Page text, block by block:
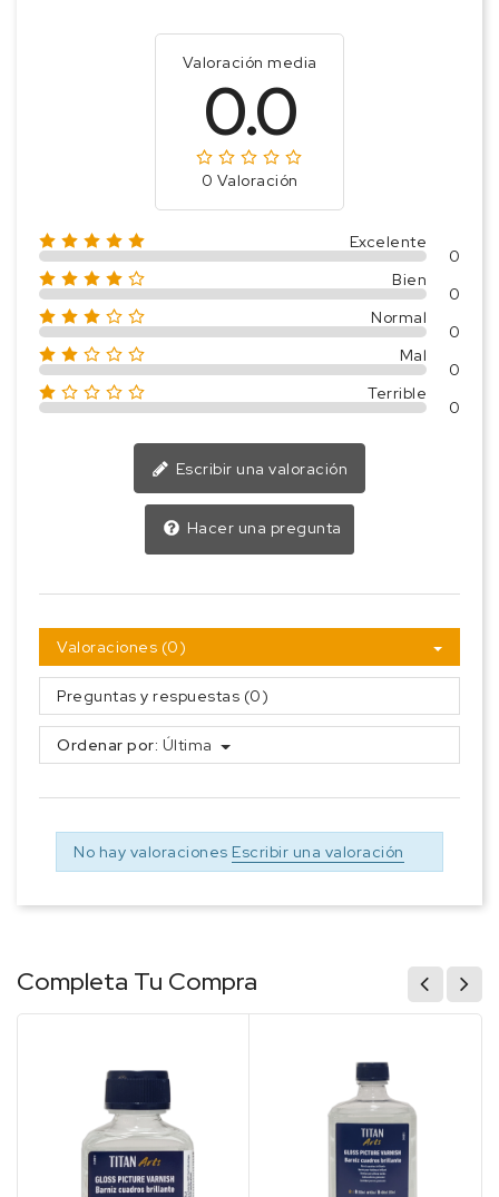
Valoración media
0.0
0 Valoración
Excelente
0
Bien
0
Normal
0
Mal
0
Terrible
0
Escribir una valoración
Hacer una pregunta
Valoraciones (0)
Preguntas y respuestas (0)
Ordenar por: Última
No hay valoraciones Escribir una valoración
Completa Tu Compra